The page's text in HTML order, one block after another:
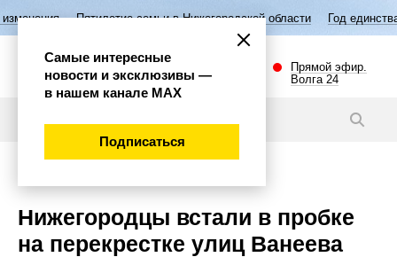
семьи в Нижегородской области Год единства народов
Прямой эфир.
Волга 24
Нижегородцы встали в пробке
на перекрестке улиц Ванеева
Самые интересные
новости и эксклюзивы —
в нашем канале МАХ
Подписаться